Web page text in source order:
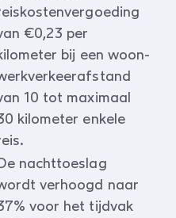
€0,23 per
bij een woon-
10 tot maximaal
kilometer enkele
nachttoeslag
verhoogd naar
voor het tijdvak